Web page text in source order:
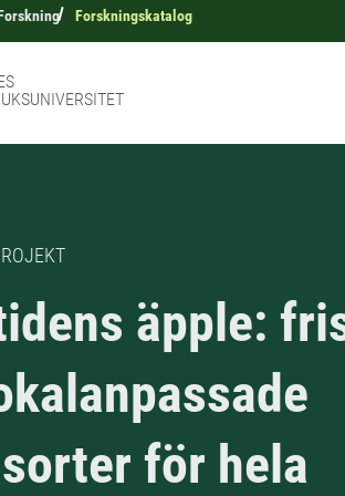
Forskningskatalog
äpple:
för hela